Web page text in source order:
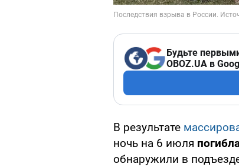
Будьте
OBOZ.UA в
В результате
ночь на 6 июля
обнаружили в